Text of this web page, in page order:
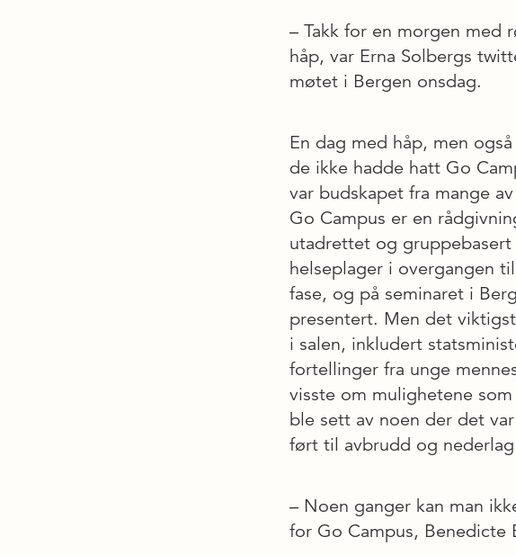
– Takk for en morgen med
håp, var Erna Solbergs
møtet i Bergen onsdag.
En dag med håp, men
de ikke hadde hatt Go
var budskapet fra mange
Go Campus er en
utadrettet og
helseplager i overgangen
fase, og på seminaret i
presentert. Men det
i salen, inkludert
fortellinger fra unge
visste om mulighetene
ble sett av noen der det
ført til avbrudd og
– Noen ganger kan man
for Go Campus, Benedicte